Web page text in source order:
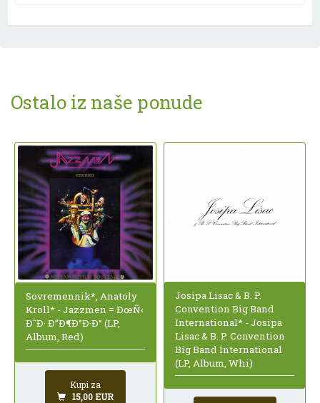
Ostalo iz naše ponude
Sovremennik*, Anatoly
Kroll* - Jazzmen = ÐœÑ‹
Ð˜Ð· Ð”Ð¶Ð°Ð·Ð° (LP,
Album, Red)
Kupi za
15,00 EUR
Josipa Lisac & B. P.
Convention Big Band
International* - Josipa
Lisac & B. P. Convention
Big Band International
(LP, Album, Whi)